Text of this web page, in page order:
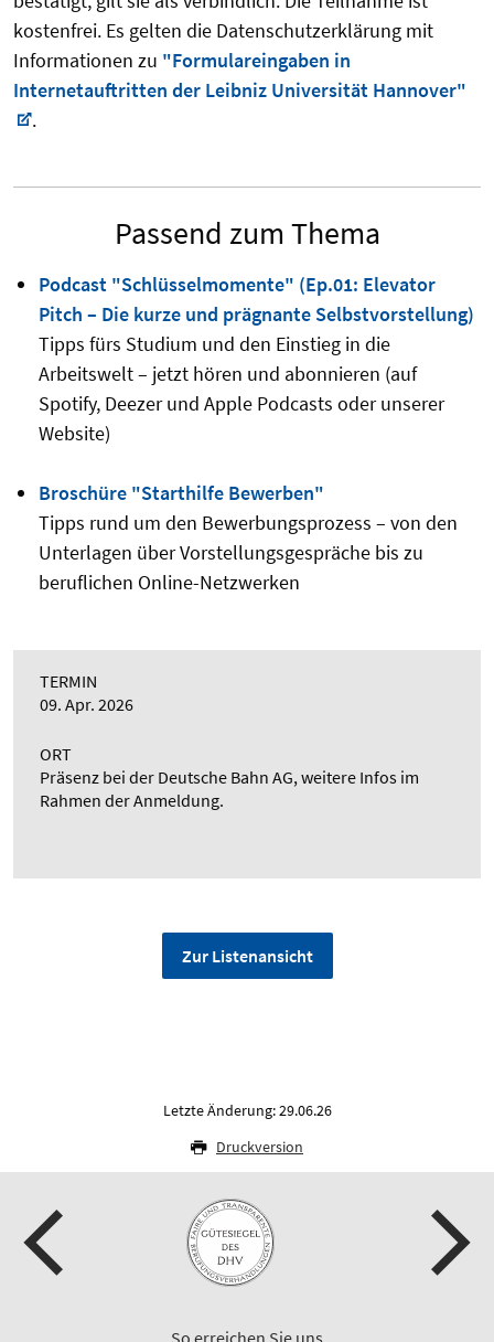
kostenfrei. Es gelten die Datenschutzerklärung mit
Informationen zu "Formulareingaben in
Internetauftritten der Leibniz Universität Hannover"
.
Passend zum Thema
Podcast "Schlüsselmomente" (Ep.01: Elevator
Pitch – Die kurze und prägnante Selbstvorstellung)
Tipps fürs Studium und den Einstieg in die
Arbeitswelt – jetzt hören und abonnieren (auf
Spotify, Deezer und Apple Podcasts oder unserer
Website)
Broschüre "Starthilfe Bewerben"
Tipps rund um den Bewerbungsprozess – von den
Unterlagen über Vorstellungsgespräche bis zu
beruflichen Online-Netzwerken
TERMIN
09. Apr. 2026
ORT
Präsenz bei der Deutsche Bahn AG, weitere Infos im
Rahmen der Anmeldung.
Zur Listenansicht
Letzte Änderung: 29.06.26
Druckversion